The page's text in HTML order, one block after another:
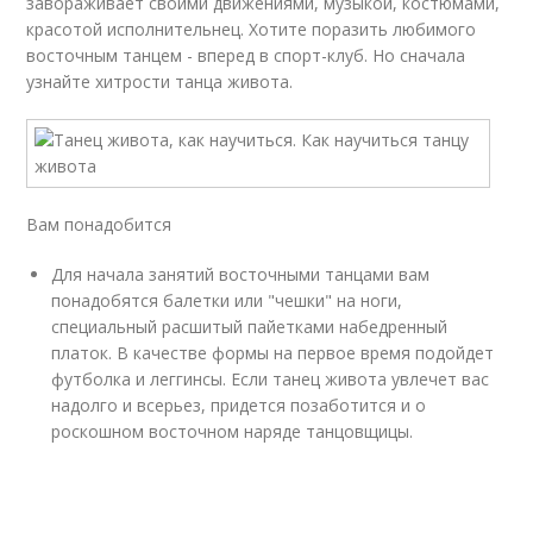
красотой исполнительнец. Хотите поразить любимого
восточным танцем - вперед в спорт-клуб. Но сначала
узнайте хитрости танца живота.
Вам понадобится
Для начала занятий восточными танцами вам
понадобятся балетки или "чешки" на ноги,
специальный расшитый пайетками набедренный
платок. В качестве формы на первое время подойдет
футболка и леггинсы. Если танец живота увлечет вас
надолго и всерьез, придется позаботится и о
роскошном восточном наряде танцовщицы.